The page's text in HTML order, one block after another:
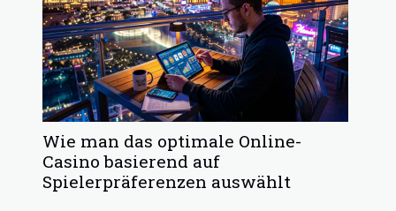
Wie man das optimale Online-
Casino basierend auf
Spielerpräferenzen auswählt